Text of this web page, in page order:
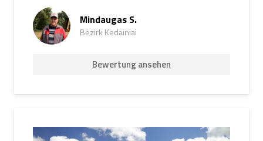
Mindaugas S.
Bezirk Kedainiai
Bewertung ansehen